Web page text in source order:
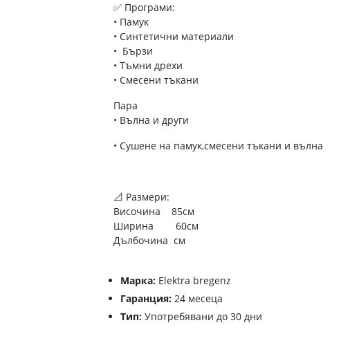
✅ Програми:
• Памук
• Синтетични материали
• Бързи
• Тъмни дрехи
• Смесени тъкани
Пара
• Вълна и други
• Сушене на памук,смесени тъкани и вълна
📐 Размери:
Височина 85см
Ширина 60см
Дълбочина см
Марка: Еlektra bregenz
Гаранция: 24 месеца
Тип: Употребявани до 30 дни